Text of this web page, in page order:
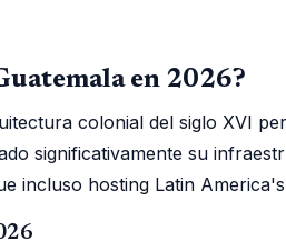
en 2026?
colonial del siglo XVI
significativamente su
incluso hosting Latin